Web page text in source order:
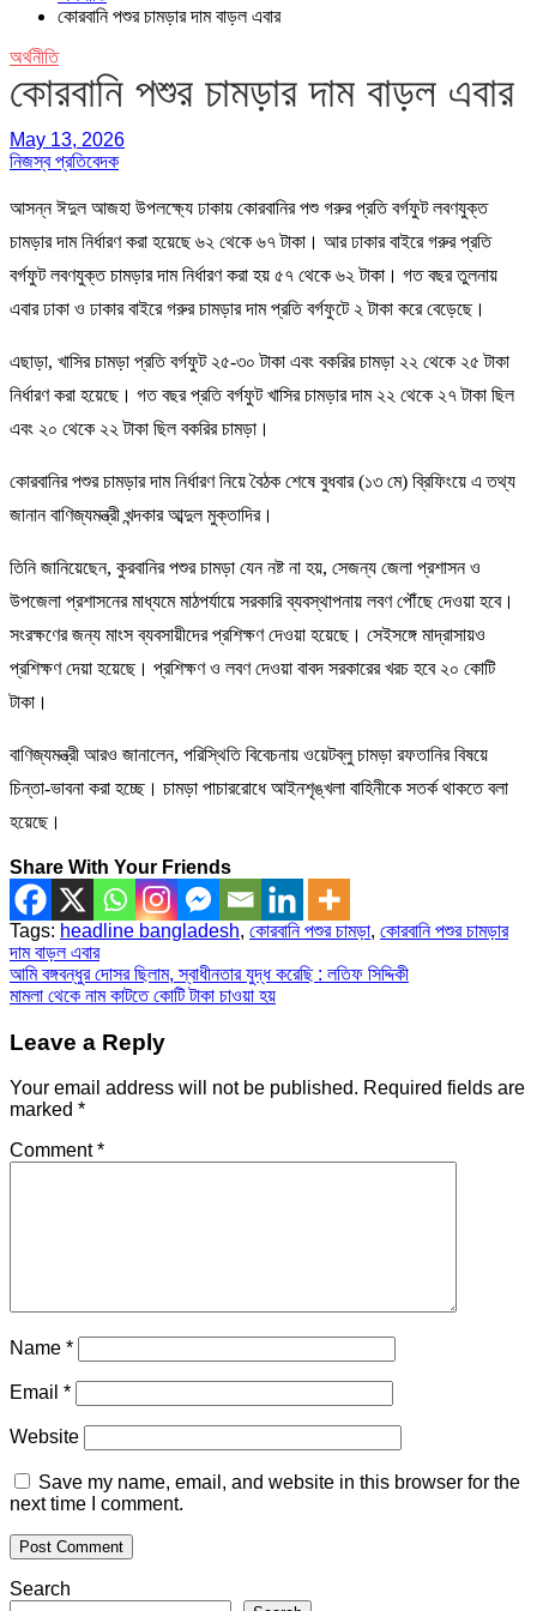
কোরবানি পশুর চামড়ার দাম বাড়ল এবার
অর্থনীতি
কোরবানি পশুর চামড়ার দাম বাড়ল এবার
May 13, 2026
নিজস্ব প্রতিবেদক
আসন্ন ঈদুল আজহা উপলক্ষ্যে ঢাকায় কোরবানির পশু গরুর প্রতি বর্গফুট লবণযুক্ত
চামড়ার দাম নির্ধারণ করা হয়েছে ৬২ থেকে ৬৭ টাকা। আর ঢাকার বাইরে গরুর প্রতি
বর্গফুট লবণযুক্ত চামড়ার দাম নির্ধারণ করা হয় ৫৭ থেকে ৬২ টাকা। গত বছর তুলনায়
এবার ঢাকা ও ঢাকার বাইরে গরুর চামড়ার দাম প্রতি বর্গফুটে ২ টাকা করে বেড়েছে।
এছাড়া, খাসির চামড়া প্রতি বর্গফুট ২৫-৩০ টাকা এবং বকরির চামড়া ২২ থেকে ২৫ টাকা
নির্ধারণ করা হয়েছে। গত বছর প্রতি বর্গফুট খাসির চামড়ার দাম ২২ থেকে ২৭ টাকা ছিল
এবং ২০ থেকে ২২ টাকা ছিল বকরির চামড়া।
কোরবানির পশুর চামড়ার দাম নির্ধারণ নিয়ে বৈঠক শেষে বুধবার (১৩ মে) ব্রিফিংয়ে এ তথ্য
জানান বাণিজ্যমন্ত্রী খন্দকার আব্দুল মুক্তাদির।
তিনি জানিয়েছেন, কুরবানির পশুর চামড়া যেন নষ্ট না হয়, সেজন্য জেলা প্রশাসন ও
উপজেলা প্রশাসনের মাধ্যমে মাঠপর্যায়ে সরকারি ব্যবস্থাপনায় লবণ পৌঁছে দেওয়া হবে।
সংরক্ষণের জন্য মাংস ব্যবসায়ীদের প্রশিক্ষণ দেওয়া হয়েছে। সেইসঙ্গে মাদ্রাসায়ও
প্রশিক্ষণ দেয়া হয়েছে। প্রশিক্ষণ ও লবণ দেওয়া বাবদ সরকারের খরচ হবে ২০ কোটি
টাকা।
বাণিজ্যমন্ত্রী আরও জানালেন, পরিস্থিতি বিবেচনায় ওয়েটব্লু চামড়া রফতানির বিষয়ে
চিন্তা-ভাবনা করা হচ্ছে। চামড়া পাচাররোধে আইনশৃঙ্খলা বাহিনীকে সতর্ক থাকতে বলা
হয়েছে।
Share With Your Friends
Tags: headline bangladesh, কোরবানি পশুর চামড়া, কোরবানি পশুর চামড়ার
দাম বাড়ল এবার
Post
navigation
আমি বঙ্গবন্ধুর দোসর ছিলাম, স্বাধীনতার যুদ্ধ করেছি : লতিফ সিদ্দিকী
মামলা থেকে নাম কাটতে কোটি টাকা চাওয়া হয়
Leave a Reply
Your email address will not be published. Required fields are
marked *
Comment*
Name *
Email *
Website
Save my name, email, and website in this browser for the
next time I comment.
Search